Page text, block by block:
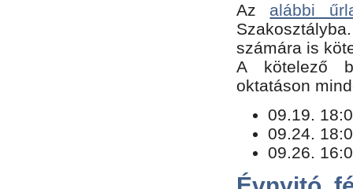
Az alábbi
számára is
​A kötelező
oktatáson
09.19.
09.24.
09.26.